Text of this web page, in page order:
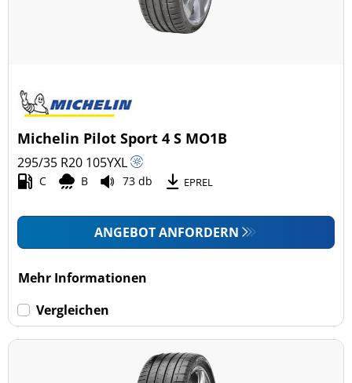
Michelin Pilot Sport 4 S MO1B
295/35 R20 105YXL
C B 73 db EPREL
ANGEBOT ANFORDERN
Mehr Informationen
Vergleichen